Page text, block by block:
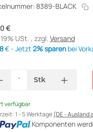
8389-BLACK
€
USt. , zzgl. Versand
€ - Jetzt 2% sparen bei
Stk
verfügbar
1 - 5 Werktage(DE - Ausland
Komponenten